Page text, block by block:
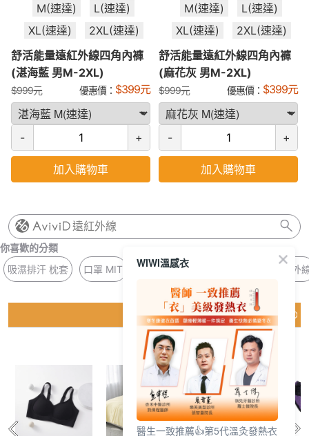
M(速達)
L(速達)
XL(速達)
2XL(速達)
舒活能量遠紅外線四角內褲
(湛海藍 男M-2XL)
$999元 優惠價： $399元
- +
加入購物車
M(速達)
L(速達)
XL(速達)
2XL(速達)
舒活能量遠紅外線四角內褲
(麻花灰 男M-2XL)
$999元 優惠價： $399元
- +
加入購物車
遠紅外線
你喜歡的分類
吸濕排汗 枕套
口罩 MIT BRA 方領 美背 遠紅外
猜你喜歡
WIWI溫感衣
醫生一致推薦👍第5代溫灸發熱衣